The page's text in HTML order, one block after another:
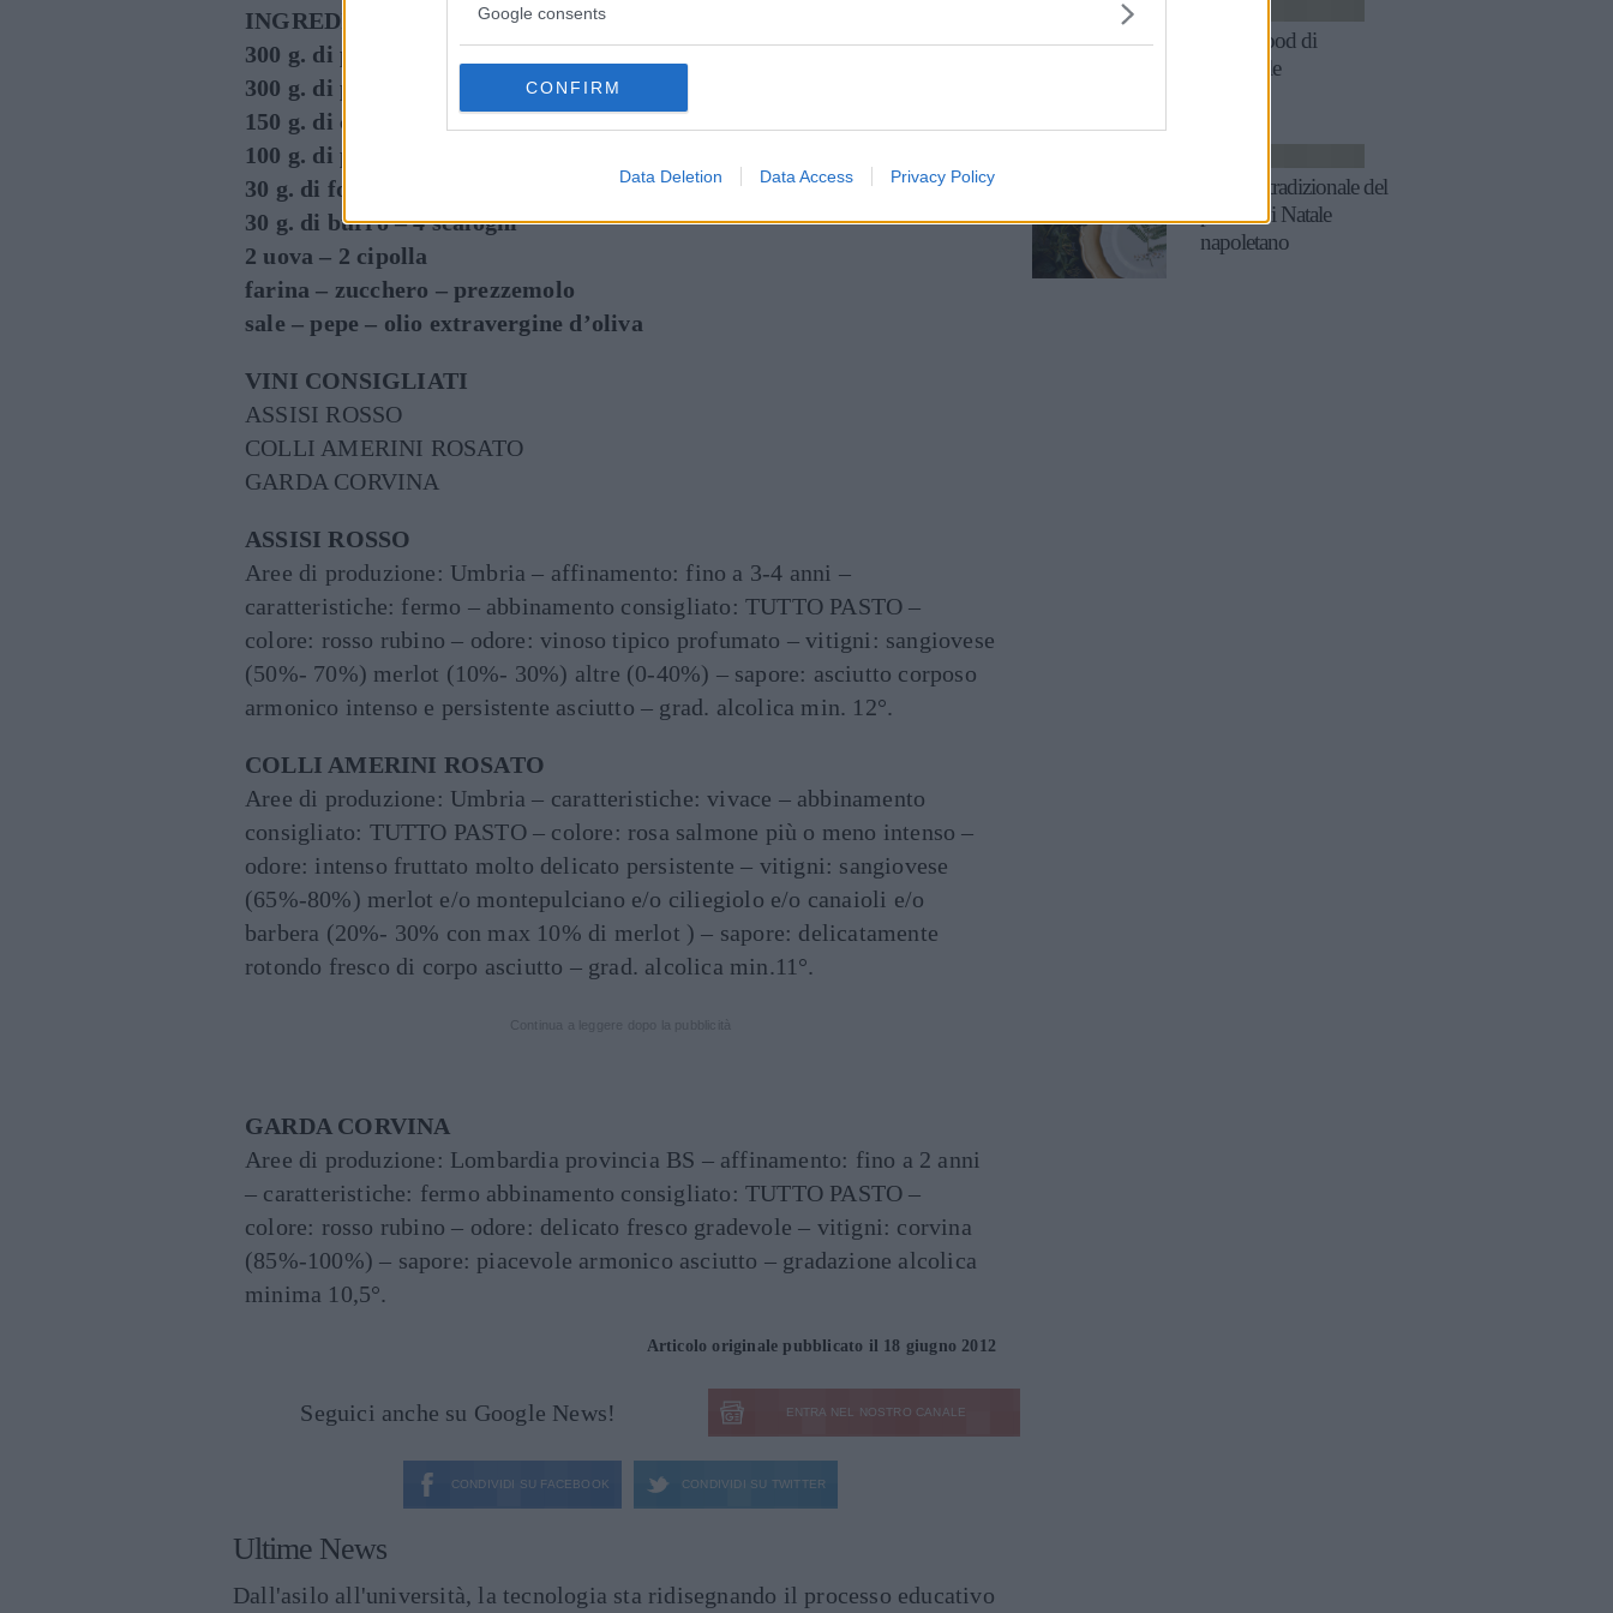
Google consents
CONFIRM
Data Deletion Data Access Privacy Policy
INGREDIENTI
300 g. di pasta per pizza
300 g. di piselli
150 g. di crescione
100 g. di panna
30 g. di formaggio grana grattugiato
30 g. di burro – 4 scalogni
2 uova – 2 cipolla
farina – zucchero – prezzemolo
sale – pepe – olio extravergine d’oliva
VINI CONSIGLIATI
ASSISI ROSSO
COLLI AMERINI ROSATO
GARDA CORVINA
ASSISI ROSSO
Aree di produzione: Umbria – affinamento: fino a 3-4 anni –
caratteristiche: fermo – abbinamento consigliato: TUTTO PASTO –
colore: rosso rubino – odore: vinoso tipico profumato – vitigni: sangiovese
(50%- 70%) merlot (10%- 30%) altre (0-40%) – sapore: asciutto corposo
armonico intenso e persistente asciutto – grad. alcolica min. 12°.
COLLI AMERINI ROSATO
Aree di produzione: Umbria – caratteristiche: vivace – abbinamento
consigliato: TUTTO PASTO – colore: rosa salmone più o meno intenso –
odore: intenso fruttato molto delicato persistente – vitigni: sangiovese
(65%-80%) merlot e/o montepulciano e/o ciliegiolo e/o canaioli e/o
barbera (20%- 30% con max 10% di merlot ) – sapore: delicatamente
rotondo fresco di corpo asciutto – grad. alcolica min.11°.
GARDA CORVINA
Aree di produzione: Lombardia provincia BS – affinamento: fino a 2 anni
– caratteristiche: fermo abbinamento consigliato: TUTTO PASTO –
colore: rosso rubino – odore: delicato fresco gradevole – vitigni: corvina
(85%-100%) – sapore: piacevole armonico asciutto – gradazione alcolica
minima 10,5°.
Articolo originale pubblicato il 18 giugno 2012
Seguici anche su Google News! ENTRA NEL NOSTRO CANALE
CONDIVIDI SU FACEBOOK CONDIVIDI SU TWITTER
Ultime News
Dall'asilo all'università, la tecnologia sta ridisegnando il processo educativo
Finger food di
Carnevale
Il menu tradizionale del
pranzo di Natale
napoletano